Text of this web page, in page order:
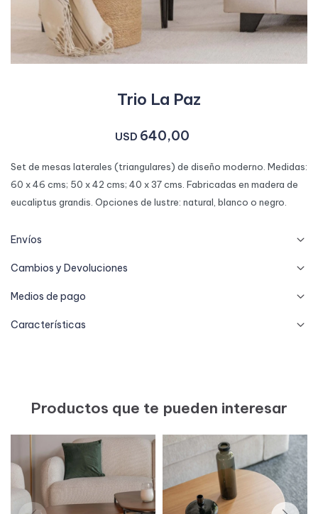
Trio La Paz
USD 640,00
Set de mesas laterales (triangulares) de diseño moderno. Medidas:
60 x 46 cms; 50 x 42 cms; 40 x 37 cms. Fabricadas en madera de
eucaliptus grandis. Opciones de lustre: natural, blanco o negro.
Envíos
Cambios y Devoluciones
Medios de pago
Características
Productos que te pueden interesar